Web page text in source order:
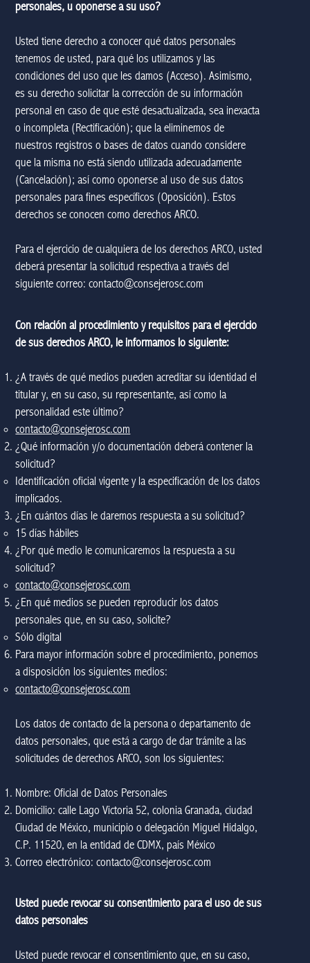
personales, u oponerse a su uso?
Usted tiene derecho a conocer qué datos personales
tenemos de usted, para qué los utilizamos y las
condiciones del uso que les damos (Acceso). Asimismo,
es su derecho solicitar la corrección de su información
personal en caso de que esté desactualizada, sea inexacta
o incompleta (Rectificación); que la eliminemos de
nuestros registros o bases de datos cuando considere
que la misma no está siendo utilizada adecuadamente
(Cancelación); así como oponerse al uso de sus datos
personales para fines específicos (Oposición). Estos
derechos se conocen como derechos ARCO.
Para el ejercicio de cualquiera de los derechos ARCO, usted
deberá presentar la solicitud respectiva a través del
siguiente correo:contacto@consejerosc.com
Con relación al procedimiento y requisitos para el ejercicio
de sus derechos ARCO, le informamos lo siguiente:
¿A través de qué medios pueden acreditar su identidad el
titular y, en su caso, su representante, así como la
personalidad este último?
contacto@consejerosc.com
¿Qué información y/o documentación deberá contener la
solicitud?
Identificación oficial vigente y la especificación de los datos
implicados.
¿En cuántos días le daremos respuesta a su solicitud?
15 días hábiles
¿Por qué medio le comunicaremos la respuesta a su
solicitud?
contacto@consejerosc.com
¿En qué medios se pueden reproducir los datos
personales que, en su caso, solicite?
Sólo digital
Para mayor información sobre el procedimiento, ponemos
a disposición los siguientes medios:
contacto@consejerosc.com
Los datos de contacto de la persona o departamento de
datos personales, que está a cargo de dar trámite a las
solicitudes de derechos ARCO, son los siguientes:
Nombre: Oficial de Datos Personales
Domicilio: calle Lago Victoria 52, colonia Granada, ciudad
Ciudad de México, municipio o delegación Miguel Hidalgo,
C.P. 11520, en la entidad de CDMX, país México
Correo electrónico:contacto@consejerosc.com
Usted puede revocar su consentimiento para el uso de sus
datos personales
Usted puede revocar el consentimiento que, en su caso,